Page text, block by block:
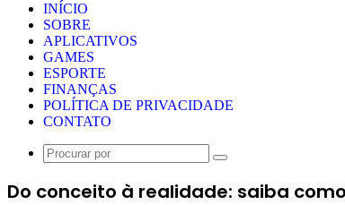
INÍCIO
SOBRE
APLICATIVOS
GAMES
ESPORTE
FINANÇAS
POLÍTICA DE PRIVACIDADE
CONTATO
Procurar
Do conceito à realidade: saiba